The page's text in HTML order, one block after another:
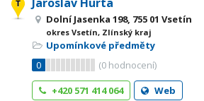
Dolní Jasenka 198, 755 01 Vsetín
okres Vsetín, Zlínský kraj
Upomínkové předměty
0
(0 hodnocení)
+420 571 414 064
Web